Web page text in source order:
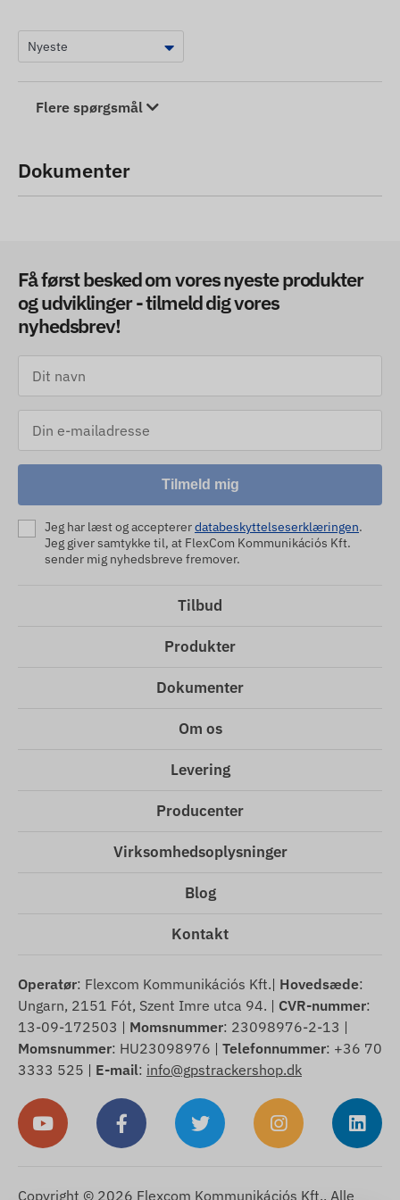
Flere spørgsmål
Dokumenter
Få først besked om vores nyeste produkter
og udviklinger - tilmeld dig vores
nyhedsbrev!
Tilmeld mig
Jeg har læst og acceptererdatabeskyttelseserklæringen.
Jeg giver samtykke til, at FlexCom Kommunikációs Kft.
sender mig nyhedsbreve fremover.
Tilbud
Produkter
Dokumenter
Om os
Levering
Producenter
Virksomhedsoplysninger
Blog
Kontakt
Operatør: Flexcom Kommunikációs Kft.| Hovedsæde:
Ungarn, 2151 Fót, Szent Imre utca 94. | CVR-nummer:
13-09-172503 | Momsnummer: 23098976-2-13 |
Momsnummer: HU23098976 | Telefonnummer: +36 70
3333 525 | E-mail: info@gpstrackershop.dk
Copyright © 2026 Flexcom Kommunikációs Kft., Alle